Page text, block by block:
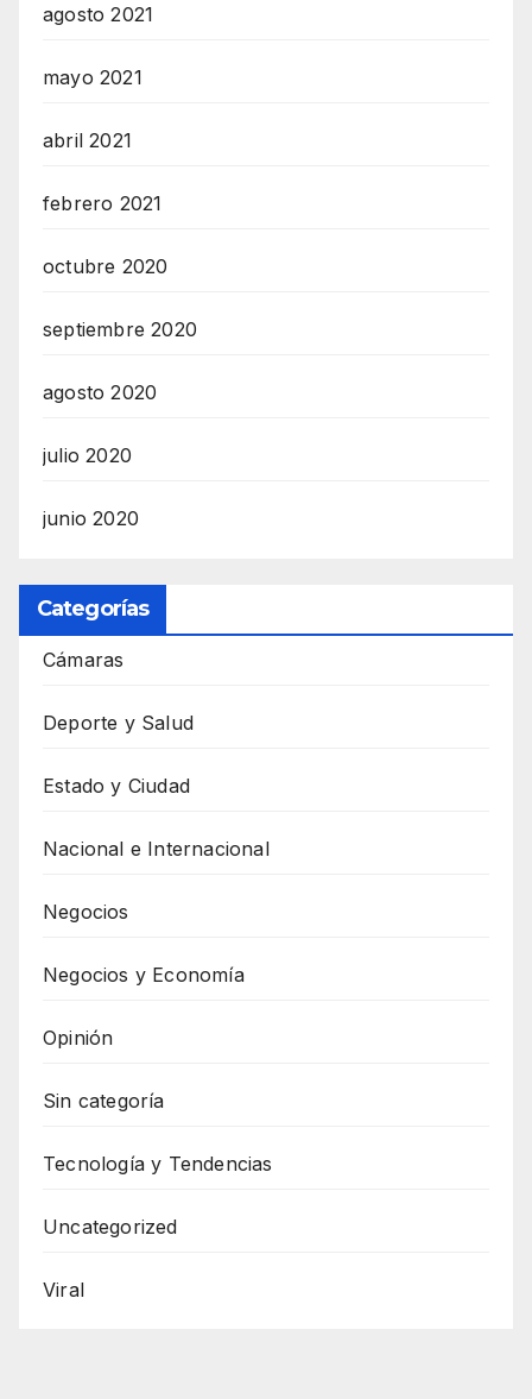
agosto 2021
mayo 2021
abril 2021
febrero 2021
octubre 2020
septiembre 2020
agosto 2020
julio 2020
junio 2020
Categorías
Cámaras
Deporte y Salud
Estado y Ciudad
Nacional e Internacional
Negocios
Negocios y Economía
Opinión
Sin categoría
Tecnología y Tendencias
Uncategorized
Viral